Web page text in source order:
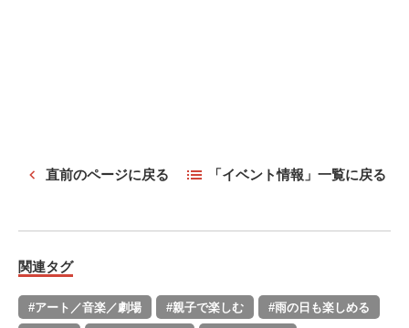
直前のページに戻る 「イベント情報」一覧に戻る
関連タグ
#アート／音楽／劇場 #親子で楽しむ #雨の日も楽しめる